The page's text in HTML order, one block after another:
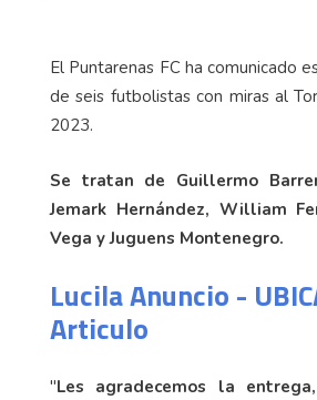
El Puntarenas FC ha comunicado
de seis futbolistas con miras al
2023.
Se tratan de Guillermo
Jemark Hernández, William
Vega y Juguens Montenegro.
Lucila Anuncio -
Articulo
"Les agradecemos la